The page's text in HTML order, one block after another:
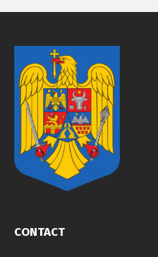
CONTACT